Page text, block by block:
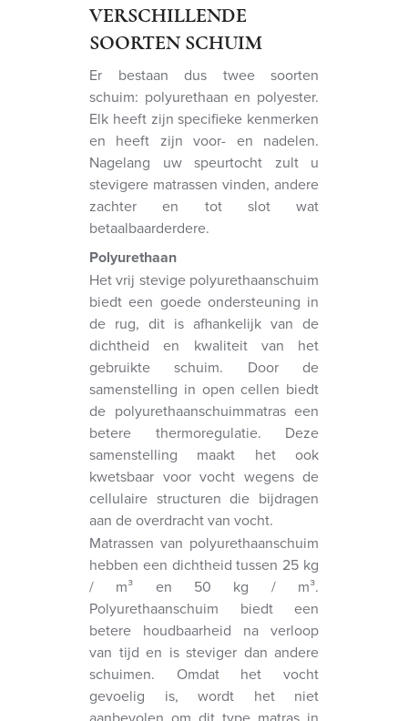
VERSCHILLENDE
SOORTEN SCHUIM
Er bestaan dus twee soorten
schuim: polyurethaan en polyester.
Elk heeft zijn specifieke kenmerken
en heeft zijn voor- en nadelen.
Nagelang uw speurtocht zult u
stevigere matrassen vinden, andere
zachter en tot slot wat
betaalbaarderdere.
Polyurethaan
Het vrij stevige polyurethaanschuim
biedt een goede ondersteuning in
de rug, dit is afhankelijk van de
dichtheid en kwaliteit van het
gebruikte schuim. Door de
samenstelling in open cellen biedt
de polyurethaanschuimmatras een
betere thermoregulatie. Deze
samenstelling maakt het ook
kwetsbaar voor vocht wegens de
cellulaire structuren die bijdragen
aan de overdracht van vocht.
Matrassen van polyurethaanschuim
hebben een dichtheid tussen 25 kg
/ m³ en 50 kg / m³.
Polyurethaanschuim biedt een
betere houdbaarheid na verloop
van tijd en is steviger dan andere
schuimen. Omdat het vocht
gevoelig is, wordt het niet